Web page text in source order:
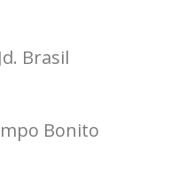
Brasil
Bonito